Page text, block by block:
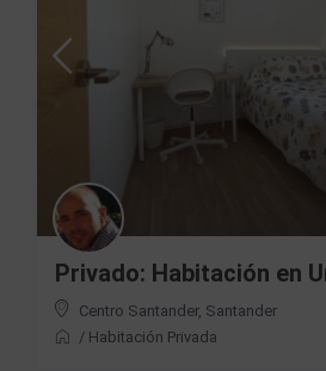
Privado: Habitación en
Centro Santander, Santander
/ Habitación Privada